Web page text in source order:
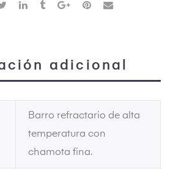
adicional
Barro refractario de alta
temperatura con
chamota fina.